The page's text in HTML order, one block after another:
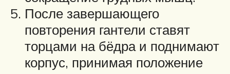
После завершающего
повторения гантели ставят
торцами на бёдра и поднимают
корпус, принимая положение